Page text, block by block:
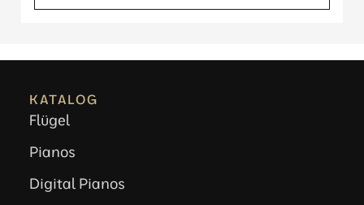
KATALOG
Flügel
Pianos
Digital Pianos